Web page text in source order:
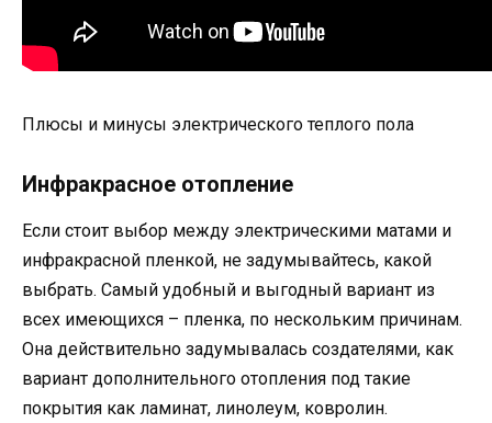
Плюсы и минусы электрического теплого пола
Инфракрасное отопление
Если стоит выбор между электрическими матами и
инфракрасной пленкой, не задумывайтесь, какой
выбрать. Самый удобный и выгодный вариант из
всех имеющихся – пленка, по нескольким причинам.
Она действительно задумывалась создателями, как
вариант дополнительного отопления под такие
покрытия как ламинат, линолеум, ковролин.